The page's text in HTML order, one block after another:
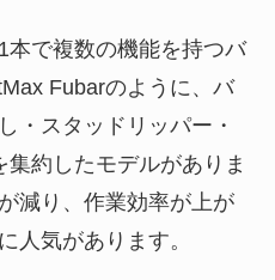
本で複数の機能を持つバ
Fubarのように、バ
・スタッドリッパー・
約したモデルがありま
減り、作業効率が上が
人気があります。